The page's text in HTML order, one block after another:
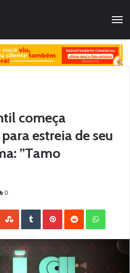
começa
estreia de seu
”Tamo
0
LinkedIn StumbleUpon Tumblr Pinterest Reddit